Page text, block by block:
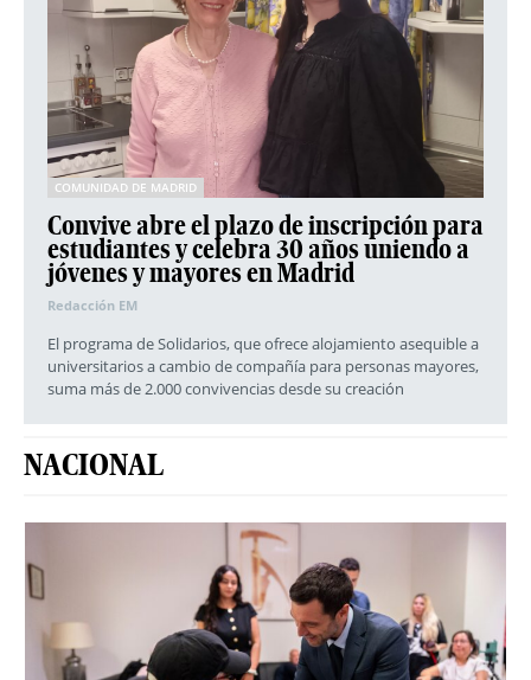
COMUNIDAD DE MADRID
Convive abre el plazo de inscripción para
estudiantes y celebra 30 años uniendo a
jóvenes y mayores en Madrid
Redacción EM
El programa de Solidarios, que ofrece alojamiento asequible a
universitarios a cambio de compañía para personas mayores,
suma más de 2.000 convivencias desde su creación
NACIONAL